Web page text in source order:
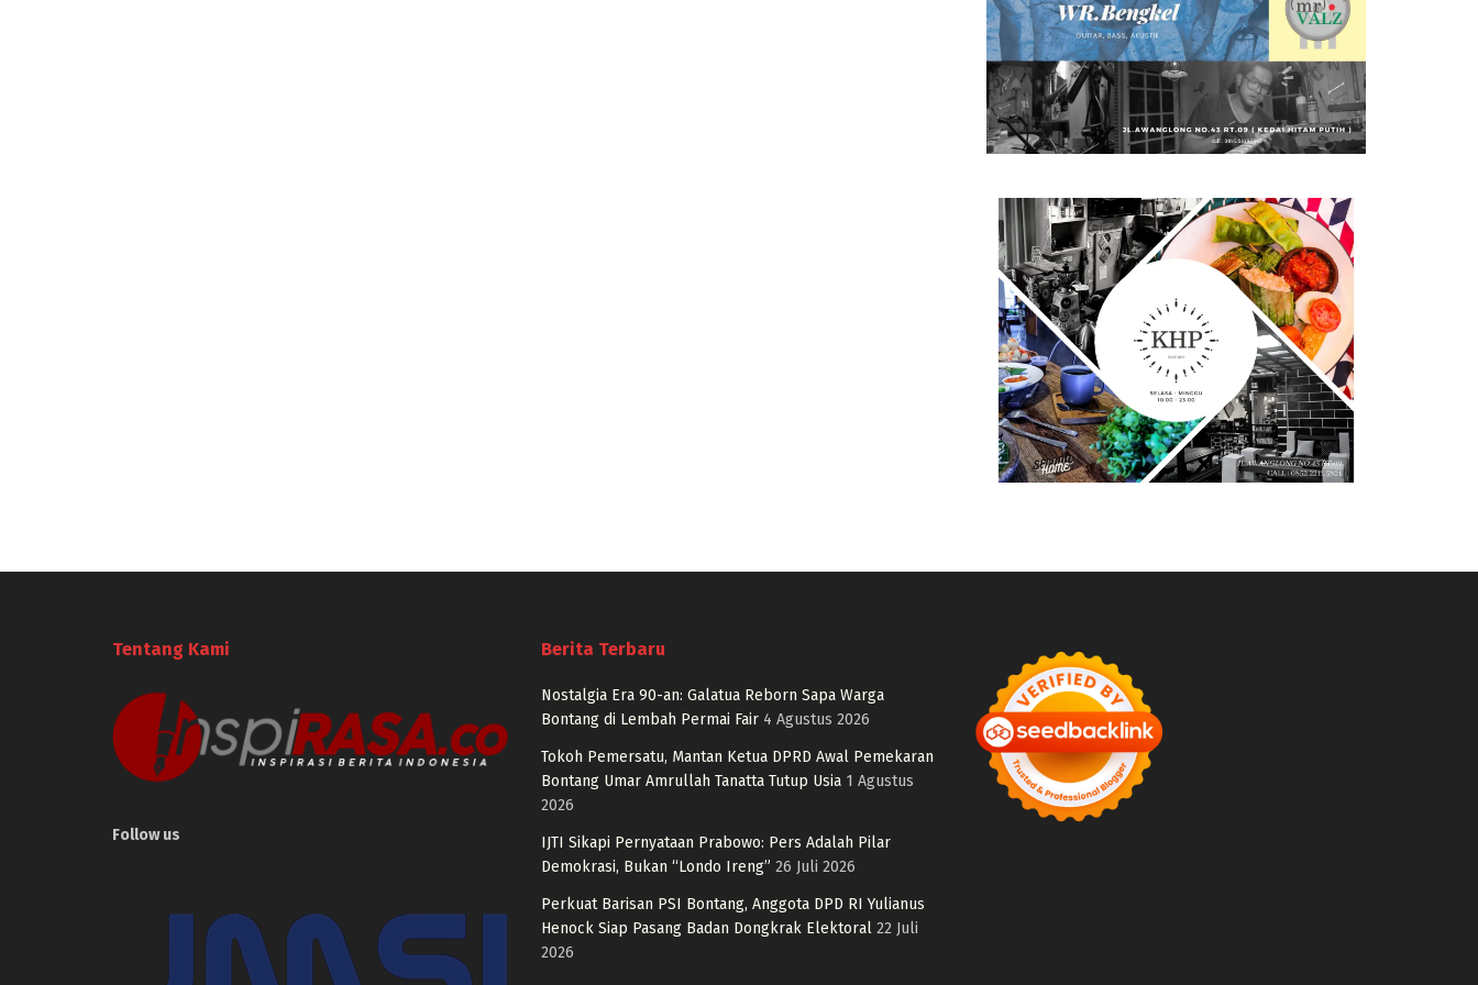
Tentang Kami
Follow us
Berita Terbaru
Nostalgia Era 90-an: Galatua Reborn Sapa Warga
Bontang di Lembah Permai Fair 4 Agustus 2026
Tokoh Pemersatu, Mantan Ketua DPRD Awal Pemekaran
Bontang Umar Amrullah Tanatta Tutup Usia 1 Agustus
2026
IJTI Sikapi Pernyataan Prabowo: Pers Adalah Pilar
Demokrasi, Bukan “Londo Ireng” 26 Juli 2026
Perkuat Barisan PSI Bontang, Anggota DPD RI Yulianus
Henock Siap Pasang Badan Dongkrak Elektoral 22 Juli
2026